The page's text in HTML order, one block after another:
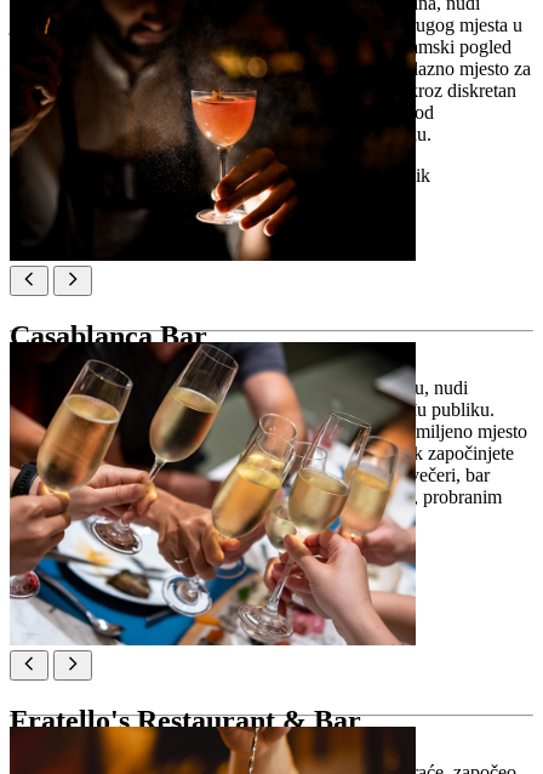
jedinstveni doživljaj koji ga razlikuje od bilo kojeg drugog mjesta u
okolici. Ovaj cafe bar na litici pruža prekrasan panoramski pogled
na more i slikoviti otok Lokrum i predstavlja nezaobilazno mjesto za
posjet u dubrovačkom Starom gradu. Prilaz je samo kroz diskretan
otvor u gradskim zidinama, što Bar Bard čini jednim od
najekskluzivnijih i najprivlačnijih lokala u Dubrovniku.
Ul. Ispod Mira 14, 20000, Dubrovnik
Casablanca Bar
Bar Casablanca, sinonim za noćni život u Dubrovniku, nudi
neodoljiv izbor koktela i atmosferu koja privlači mlađu publiku.
Smješten u dubrovačkom Starom gradu, ovaj je bar omiljeno mjesto
susreta za one koji se žele opustiti i družiti. Bilo da tek započinjete
noćni izlazak ili tražite savršeno mjesto za završetak večeri, bar
Casablanca nudi doživljaj ispunjen dobrom zabavom, probranim
okusima i fantastičnom glazbom.
Lokacija:Zamanjina ul. 7, 20000, Dubrovnik
Fratello's Restaurant & Bar